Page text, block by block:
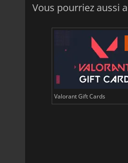
Vous pourriez aussi
Valorant Gift Cards